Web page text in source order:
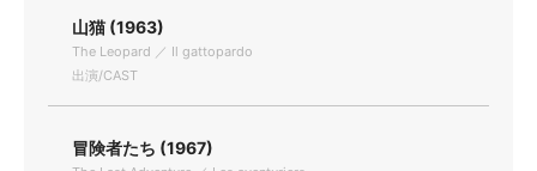
山猫 (1963)
The Leopard ／ Il gattopardo
出演/CAST
冒険者たち (1967)